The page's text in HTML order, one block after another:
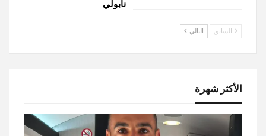
نابولي
السابق التالي
الأكثر شهرة